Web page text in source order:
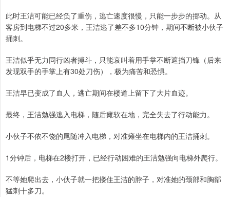
此时王洁可能已经负了重伤，逃亡速度很慢，只能一步步的挪动。从
客房到电梯不过20多米，王洁逃了差不多10分钟，期间不断被小伙子
捅刺。
王洁似乎无力同行凶者搏斗，只能哀叫着用手掌不断遮挡刀锋（后来
发现双手的手掌上有30处刀伤），极为痛苦和恐惧。
王洁早已变成了血人，逃亡期间在楼道上留下了大片血迹。
最终，王洁勉强逃入电梯，随后瘫软在地，完全失去了行动能力。
小伙子不依不饶的尾随冲入电梯，对准瘫坐在电梯内的王洁捅刺。
1分钟后，电梯在2楼打开，已经行动困难的王洁勉强向电梯外爬行。
不等她爬出去，小伙子就一把搂住王洁的脖子，对准她的颈部和胸部
猛刺十多刀。